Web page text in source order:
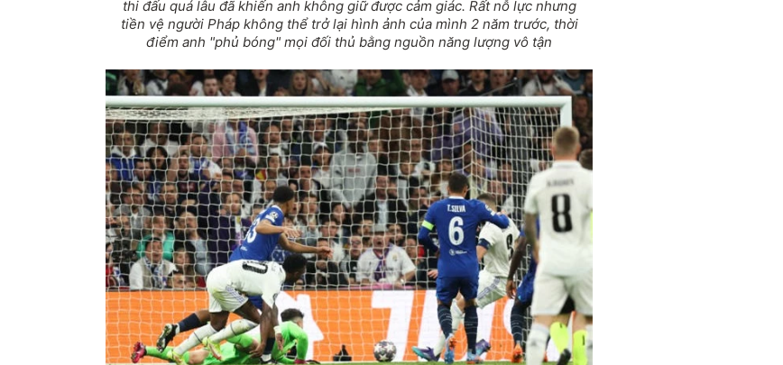
thi đấu quá lâu đã khiến anh không giữ được cảm giác. Rất nỗ lực nhưng
tiền vệ người Pháp không thể trở lại hình ảnh của mình 2 năm trước, thời
điểm anh "phủ bóng" mọi đối thủ bằng nguồn năng lượng vô tận